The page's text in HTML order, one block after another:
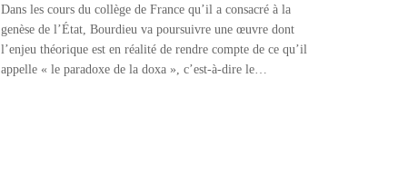
Dans les cours du collège de France qu’il a consacré à la
genèse de l’État, Bourdieu va poursuivre une œuvre dont
l’enjeu théorique est en réalité de rendre compte de ce qu’il
appelle « le paradoxe de la doxa », c’est-à-dire le…